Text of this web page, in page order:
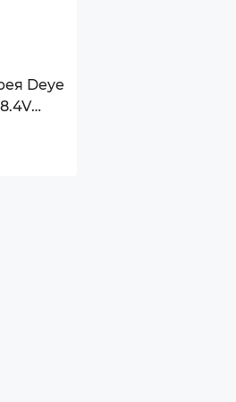
на стіну
Deye